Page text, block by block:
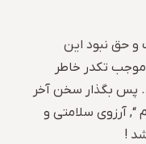
و حق نبود این
موجب تکدر خاطر
پس بگذار سخن آخر
“, آرزوی سلامتی و
!